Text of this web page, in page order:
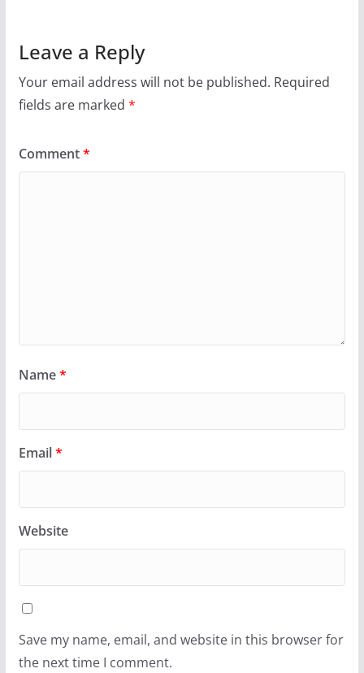
Leave a Reply
Your email address will not be published. Required
fields are marked *
Comment*
Name*
Email*
Website
Save my name, email, and website in this browser for
the next time I comment.